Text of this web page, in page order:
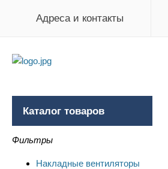
Адреса и контакты
Каталог товаров
Фильтры
Накладные вентиляторы